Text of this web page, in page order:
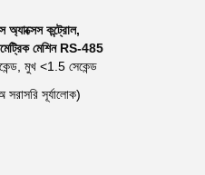
কন্ট্রোল,
মেশিন RS-485
মুখ <1.5 সেকেন্ড
সূর্যালোক)